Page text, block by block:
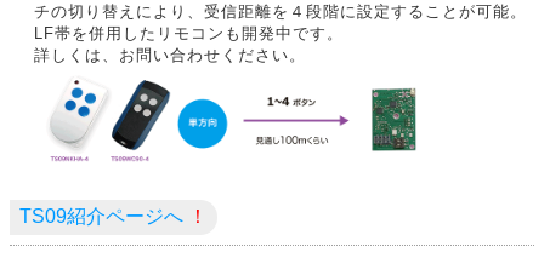
チの切り替えにより、受信距離を４段階に設定することが可能。
LF帯を併用したリモコンも開発中です。
詳しくは、お問い合わせください。
TS09紹介ページへ ！